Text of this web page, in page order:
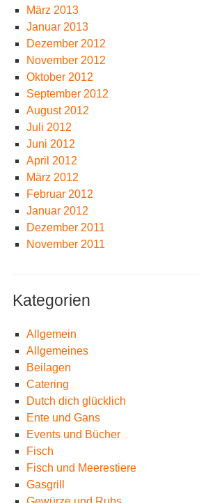
März 2013
Januar 2013
Dezember 2012
November 2012
Oktober 2012
September 2012
August 2012
Juli 2012
Juni 2012
April 2012
März 2012
Februar 2012
Januar 2012
Dezember 2011
November 2011
Kategorien
Allgemein
Allgemeines
Beilagen
Catering
Dutch dich glücklich
Ente und Gans
Events und Bücher
Fisch
Fisch und Meerestiere
Gasgrill